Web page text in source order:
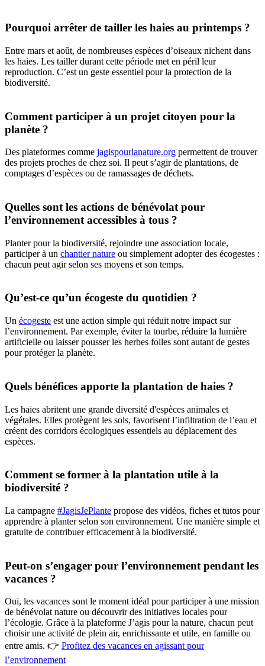
Pourquoi arrêter de tailler les haies au printemps ?
Entre mars et août, de nombreuses espèces d’oiseaux nichent dans
les haies. Les tailler durant cette période met en péril leur
reproduction. C’est un geste essentiel pour la protection de la
biodiversité.
Comment participer à un projet citoyen pour la
planète ?
Des plateformes comme jagispourlanature.org permettent de trouver
des projets proches de chez soi. Il peut s’agir de plantations, de
comptages d’espèces ou de ramassages de déchets.
Quelles sont les actions de bénévolat pour
l’environnement accessibles à tous ?
Planter pour la biodiversité, rejoindre une association locale,
participer à un chantier nature ou simplement adopter des écogestes :
chacun peut agir selon ses moyens et son temps.
Qu’est-ce qu’un écogeste du quotidien ?
Un écogeste est une action simple qui réduit notre impact sur
l’environnement. Par exemple, éviter la tourbe, réduire la lumière
artificielle ou laisser pousser les herbes folles sont autant de gestes
pour protéger la planète.
Quels bénéfices apporte la plantation de haies ?
Les haies abritent une grande diversité d'espèces animales et
végétales. Elles protègent les sols, favorisent l’infiltration de l’eau et
créent des corridors écologiques essentiels au déplacement des
espèces.
Comment se former à la plantation utile à la
biodiversité ?
La campagne #JagisJePlante propose des vidéos, fiches et tutos pour
apprendre à planter selon son environnement. Une manière simple et
gratuite de contribuer efficacement à la biodiversité.
Peut-on s’engager pour l’environnement pendant les
vacances ?
Oui, les vacances sont le moment idéal pour participer à une mission
de bénévolat nature ou découvrir des initiatives locales pour
l’écologie. Grâce à la plateforme J’agis pour la nature, chacun peut
choisir une activité de plein air, enrichissante et utile, en famille ou
entre amis. 👉 Profitez des vacances en agissant pour
l’environnement